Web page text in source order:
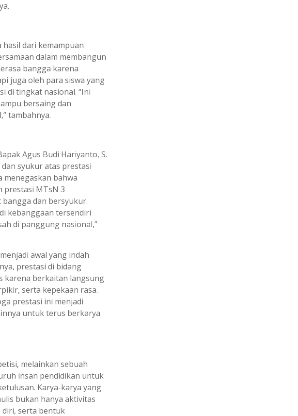
dari kemampuan
dalam membangun
bangga karena
juga oleh para siswa yang
di tingkat nasional. “Ini
bersaing dan
tambahnya.
Agus Budi Hariyanto, S.
syukur atas prestasi
menegaskan bahwa
prestasi MTsN 3
bangga dan bersyukur.
kebanggaan tersendiri
di panggung nasional,”
awal yang indah
prestasi di bidang
karena berkaitan langsung
serta kepekaan rasa.
prestasi ini menjadi
untuk terus berkarya
melainkan sebuah
insan pendidikan untuk
Karya-karya yang
bukan hanya aktivitas
diri, serta bentuk